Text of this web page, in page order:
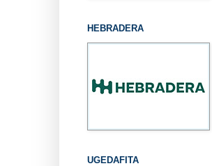
HEBRADERA
UGEDAFITA